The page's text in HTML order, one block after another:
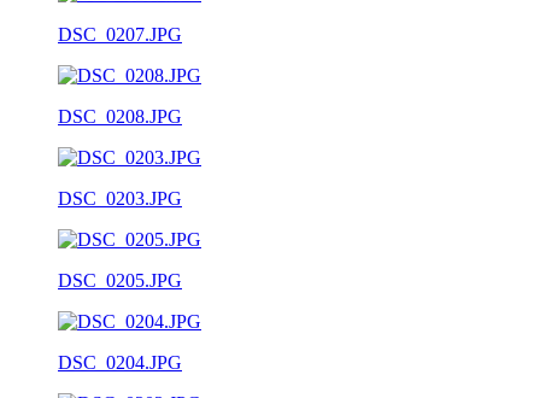
DSC_0207.JPG
DSC_0208.JPG
DSC_0203.JPG
DSC_0205.JPG
DSC_0204.JPG